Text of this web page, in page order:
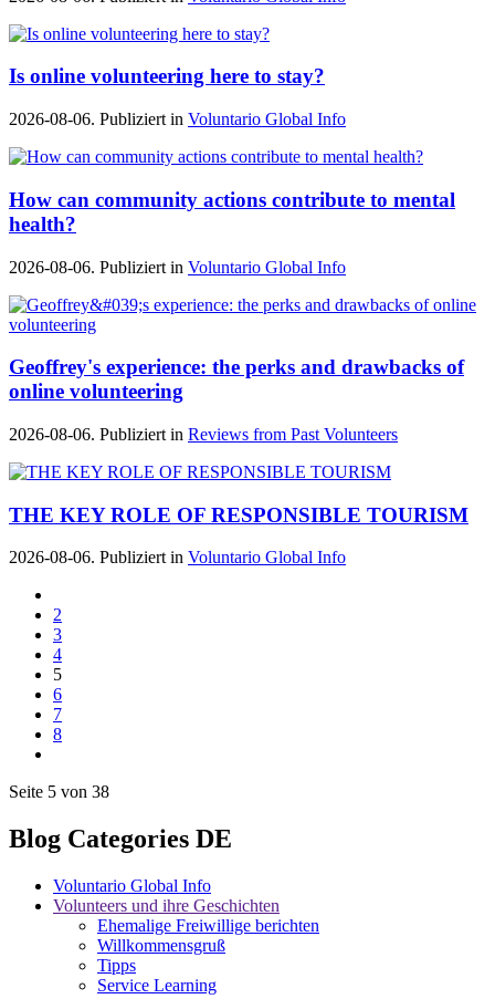
Is online volunteering here to stay?
2026-08-06. Publiziert in Voluntario Global Info
How can community actions contribute to mental
health?
2026-08-06. Publiziert in Voluntario Global Info
Geoffrey's experience: the perks and drawbacks of
online volunteering
2026-08-06. Publiziert in Reviews from Past Volunteers
THE KEY ROLE OF RESPONSIBLE TOURISM
2026-08-06. Publiziert in Voluntario Global Info
2
3
4
5
6
7
8
Seite 5 von 38
Blog Categories DE
Voluntario Global Info
Volunteers und ihre Geschichten
Ehemalige Freiwillige berichten
Willkommensgruß
Tipps
Service Learning